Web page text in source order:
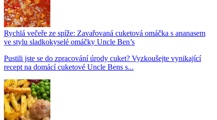
Rychlá večeře ze spíže: Zavařovaná cuketová omáčka s ananasem
ve stylu sladkokyselé omáčky Uncle Ben’s
Pustili jste se do zpracování úrody cuket? Vyzkoušejte vynikající
recept na domácí cuketové Uncle Bens s...